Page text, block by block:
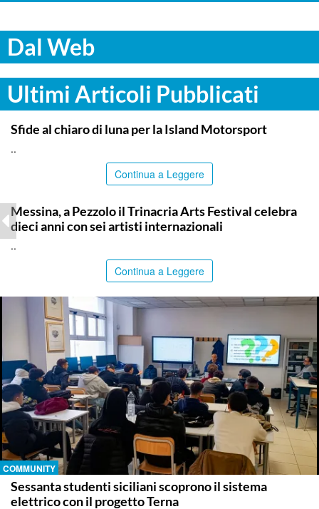
Dal Web
Ultimi Articoli Pubblicati
COMMUNITY
Sfide al chiaro di luna per la Island Motorsport
..
Continua a Leggere
Messina, a Pezzolo il Trinacria Arts Festival celebra
dieci anni con sei artisti internazionali
..
Continua a Leggere
COMMUNITY
Sessanta studenti siciliani scoprono il sistema
elettrico con il progetto Terna